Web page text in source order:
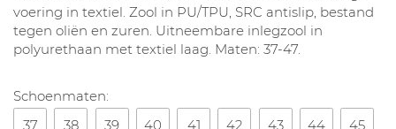
voering in textiel. Zool in PU/TPU, SRC antislip, bestand
tegen oliën en zuren. Uitneembare inlegzool in
polyurethaan met textiel laag. Maten: 37-47.
Schoenmaten:
37
38 39 40 41 42 43 44 45